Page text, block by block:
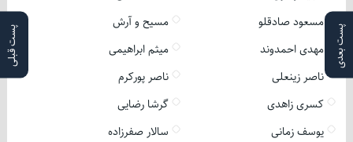
پست بعدی پست قبلی
مسعود صادقلو
مسیح و آرش
مهدی احمدوند
میثم ابراهیمی
ناصر زینعلی
ناصر پورکرم
کسری زاهدی
گرشا رضایی
یوسف زمانی
سالار صفرزاده